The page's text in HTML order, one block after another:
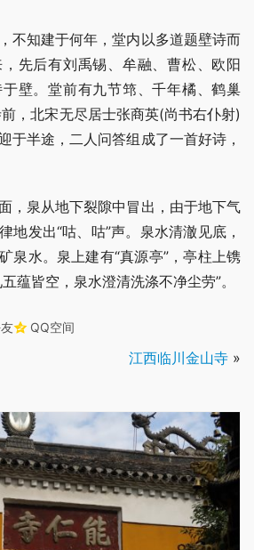
不知建于何年，堂内以多道题壁诗而
先后有刘禹锡、牟融、曹松、欧阳
壁。堂前有九节筇、千年橘、鹤巢
，北宋无尽居士张商英(尚书右仆射)
于半途，二人问答组成了一首好诗，
，泉从地下裂隙中冒出，由于地下气
地发出“咕、咕”声。泉水清澈见底，
泉水。泉上建有“真源亭”，亭柱上镌
蕴皆空，泉水澄清洗涤不净尘劳”。
QQ空间
江西临川金山寺 »